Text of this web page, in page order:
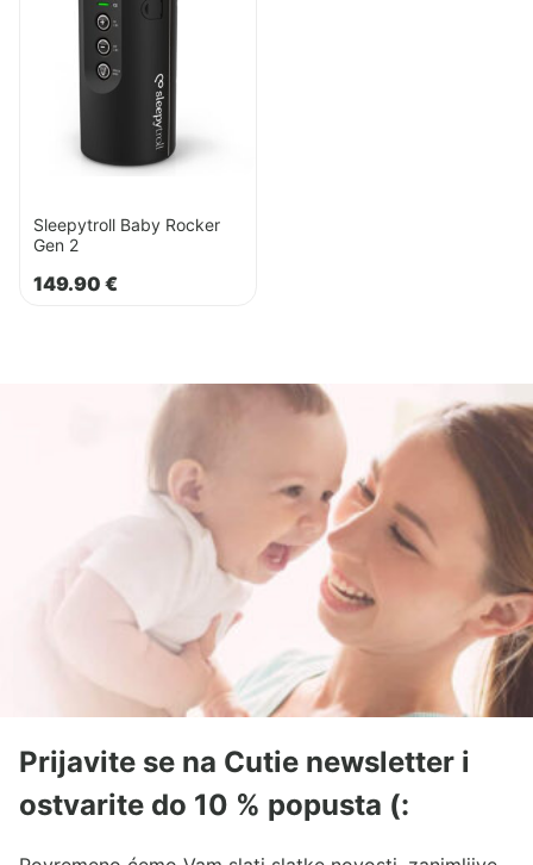
Sleepytroll
Rocker
Sleepytroll Baby Rocker
Gen 2
149.90 €
Prijavite se na Cutie newsletter i
ostvarite do 10 % popusta (: